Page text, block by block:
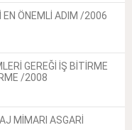
EN ÖNEMLİ ADIM /2006
GEREĞİ İŞ BİTİRME
/2008
MİMARI ASGARİ